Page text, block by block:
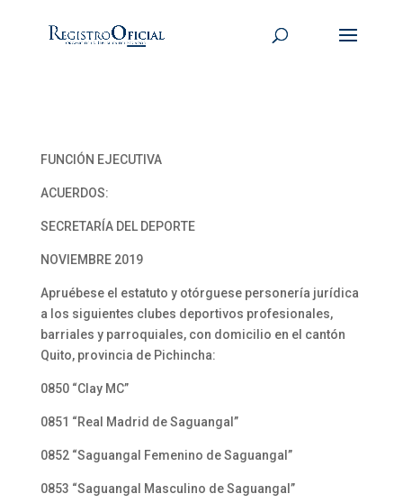
FUNCIÓN EJECUTIVA
ACUERDOS:
SECRETARÍA DEL DEPORTE
NOVIEMBRE 2019
Apruébese el estatuto y otórguese personería jurídica
a los siguientes clubes deportivos profesionales,
barriales y parroquiales, con domicilio en el cantón
Quito, provincia de Pichincha:
0850 “Clay MC”
0851 “Real Madrid de Saguangal”
0852 “Saguangal Femenino de Saguangal”
0853 “Saguangal Masculino de Saguangal”